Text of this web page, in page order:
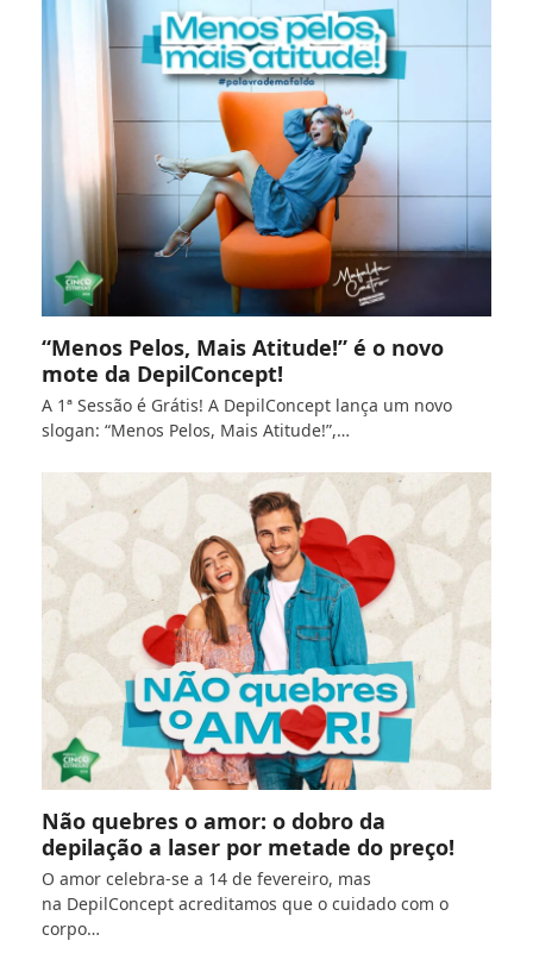
“Menos Pelos, Mais Atitude!” é o novo
mote da DepilConcept!
A 1ª Sessão é Grátis! A DepilConcept lança um novo
slogan: “Menos Pelos, Mais Atitude!”,…
Não quebres o amor: o dobro da
depilação a laser por metade do preço!
O amor celebra-se a 14 de fevereiro, mas
na DepilConcept acreditamos que o cuidado com o
corpo…